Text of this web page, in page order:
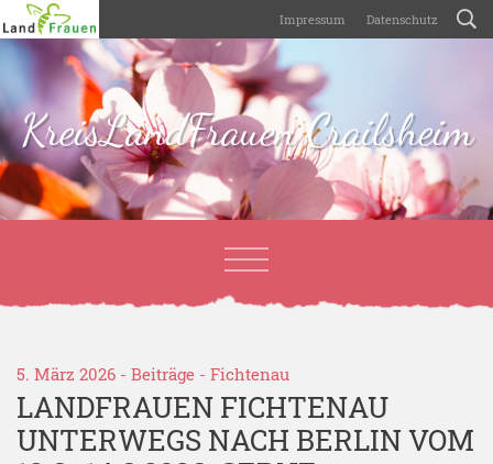
Impressum Datenschutz
KreisLandFrauen Crailsheim
5. März 2026 - Beiträge - Fichtenau
LANDFRAUEN FICHTENAU
UNTERWEGS NACH BERLIN VOM